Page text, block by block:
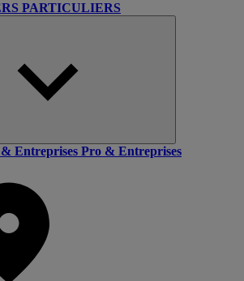
PARTICULIERS
& Entreprises Pro & Entreprises